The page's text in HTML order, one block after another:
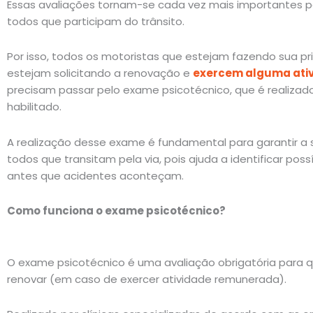
Essas avaliações tornam-se cada vez mais importantes
todos que participam do trânsito.
Por isso, todos os motoristas que estejam fazendo sua
estejam solicitando a renovação e exercem alguma
precisam passar pelo exame psicotécnico, que é
habilitado.
A realização desse exame é fundamental para garantir
todos que transitam pela via, pois ajuda a identificar
antes que acidentes aconteçam.
Como funciona o exame psicotécnico?
O exame psicotécnico é uma avaliação obrigatória para
renovar (em caso de exercer atividade remunerada).